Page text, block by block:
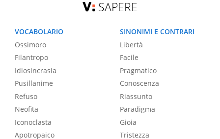
SAPERE
VOCABOLARIO
Ossimoro
Filantropo
Idiosincrasia
Pusillanime
Refuso
Neofita
Iconoclasta
Apotropaico
SINONIMI E CONTRARI
Libertà
Facile
Pragmatico
Conoscenza
Riassunto
Paradigma
Gioia
Tristezza